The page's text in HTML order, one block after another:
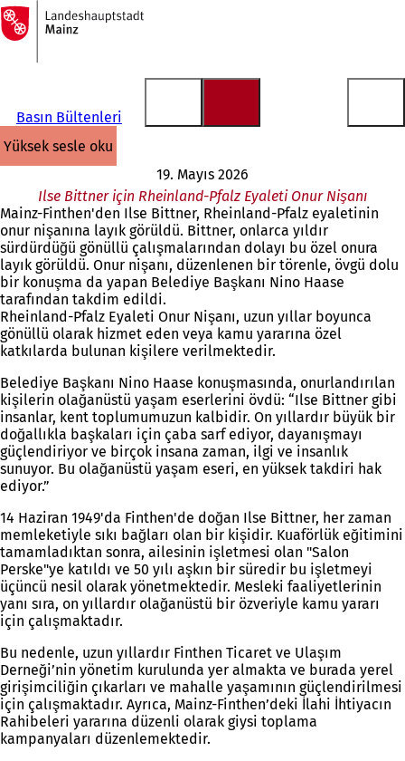
İçeriğe atla
Ana
sayfaya
Basın Bültenleri
yüksek sesle oku
19. Mayıs 2026
Ilse Bittner için Rheinland-Pfalz Eyaleti Onur Nişanı
Mainz-Finthen'den Ilse Bittner, Rheinland-Pfalz eyaletinin
onur nişanına layık görüldü. Bittner, onlarca yıldır
sürdürdüğü gönüllü çalışmalarından dolayı bu özel onura
layık görüldü. Onur nişanı, düzenlenen bir törenle, övgü dolu
bir konuşma da yapan Belediye Başkanı Nino Haase
tarafından takdim edildi.
Rheinland-Pfalz Eyaleti Onur Nişanı, uzun yıllar boyunca
gönüllü olarak hizmet eden veya kamu yararına özel
katkılarda bulunan kişilere verilmektedir.
Belediye Başkanı Nino Haase konuşmasında, onurlandırılan
kişilerin olağanüstü yaşam eserlerini övdü: “Ilse Bittner gibi
insanlar, kent toplumumuzun kalbidir. On yıllardır büyük bir
doğallıkla başkaları için çaba sarf ediyor, dayanışmayı
güçlendiriyor ve birçok insana zaman, ilgi ve insanlık
sunuyor. Bu olağanüstü yaşam eseri, en yüksek takdiri hak
ediyor.”
14 Haziran 1949'da Finthen'de doğan Ilse Bittner, her zaman
memleketiyle sıkı bağları olan bir kişidir. Kuaförlük eğitimini
tamamladıktan sonra, ailesinin işletmesi olan "Salon
Perske"ye katıldı ve 50 yılı aşkın bir süredir bu işletmeyi
üçüncü nesil olarak yönetmektedir. Mesleki faaliyetlerinin
yanı sıra, on yıllardır olağanüstü bir özveriyle kamu yararı
için çalışmaktadır.
Bu nedenle, uzun yıllardır Finthen Ticaret ve Ulaşım
Derneği’nin yönetim kurulunda yer almakta ve burada yerel
girişimciliğin çıkarları ve mahalle yaşamının güçlendirilmesi
için çalışmaktadır. Ayrıca, Mainz-Finthen’deki İlahi İhtiyacın
Rahibeleri yararına düzenli olarak giysi toplama
kampanyaları düzenlemektedir.